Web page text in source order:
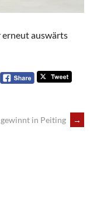
erneut auswärts
gewinnt in Peiting →